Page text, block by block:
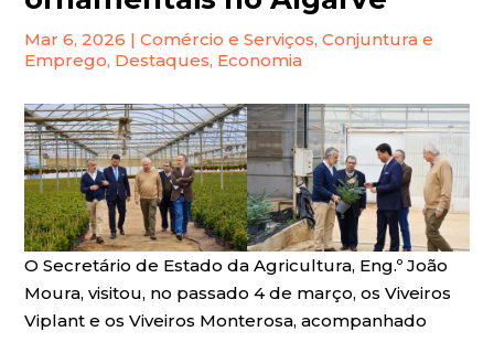
Mar 6, 2026 |Comércio e Serviços,Conjuntura e
Emprego, Destaques, Economia
O Secretário de Estado da Agricultura, Eng.º João
Moura, visitou, no passado 4 de março, os Viveiros
Viplant e os Viveiros Monterosa, acompanhado